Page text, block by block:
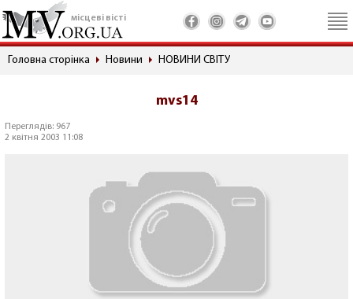
місцеві вісті
Головна сторінка Новини НОВИНИ СВІТУ
mvs14
Переглядів: 967
2 квітня 2003 11:08